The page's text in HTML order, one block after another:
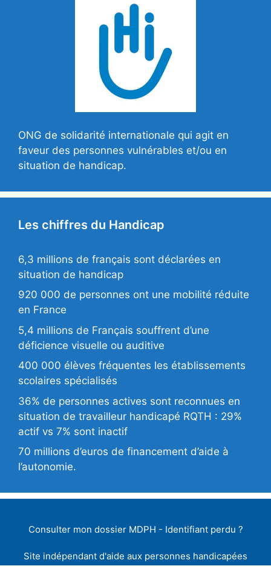
ONG de solidarité internationale qui agit en
faveur des personnes vulnérables et/ou en
situation de handicap.
Les chiffres du Handicap
6,3 millions de français sont déclarées en
situation de handicap
920 000 de personnes ont une mobilité réduite
en France
5,4 millions de Français souffrent d’une
déficience visuelle ou auditive
400 000 élèves fréquentes les établissements
scolaires spécialisés
36% de personnes actives sont reconnues en
situation de travailleur handicapé RQTH : 29%
actif vs 7% sont inactif
70 millions d’euros de financement d’aide à
l’autonomie.
Consulter mon dossier MDPH - Identifiant perdu ?
Site indépendant d'aide aux personnes handicapées